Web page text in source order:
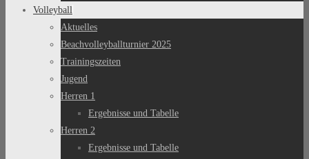
Volleyball
Aktuelles
Beachvolleyballturnier 2025
Trainingszeiten
Jugend
Herren 1
Ergebnisse und Tabelle
Herren 2
Ergebnisse und Tabelle